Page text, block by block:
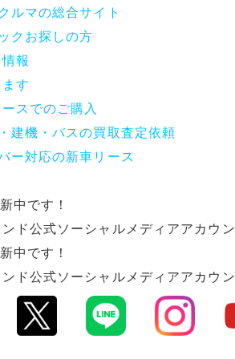
ルマの総合サイト
クお探しの方
報
す
スでのご購入
建機・バスの買取査定依頼
ー対応の新車リース
中です！
ンド公式ソーシャルメディアアカウン
中です！
ンド公式ソーシャルメディアアカウン